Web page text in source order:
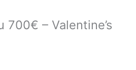
700€ – Valentine’s